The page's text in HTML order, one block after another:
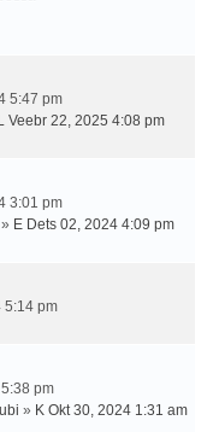
5:47 pm
L Veebr 22, 2025 4:08 pm
3:01 pm
» E Dets 02, 2024 4:09 pm
5:14 pm
pm
» K Okt 30, 2024 1:31 am